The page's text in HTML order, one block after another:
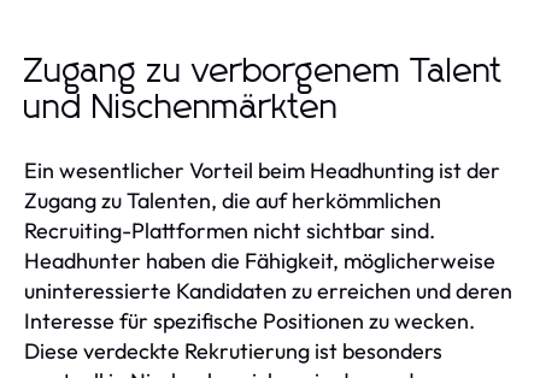
Zugang zu verborgenem Talent
und Nischenmärkten
Ein wesentlicher Vorteil beim Headhunting ist der
Zugang zu Talenten, die auf herkömmlichen
Recruiting-Plattformen nicht sichtbar sind.
Headhunter haben die Fähigkeit, möglicherweise
uninteressierte Kandidaten zu erreichen und deren
Interesse für spezifische Positionen zu wecken.
Diese verdeckte Rekrutierung ist besonders